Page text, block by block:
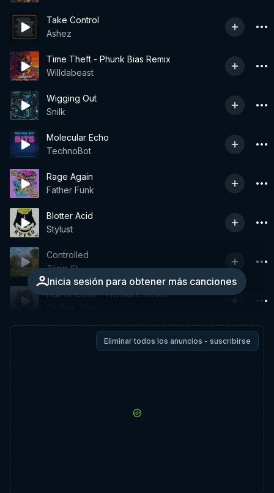
Take Control
Ashez
Time Theft - Phunk Bias Remix
Willdabeast
Wigging Out
Snilk
Molecular Echo
TechnoBot
Rage Again
Father Funk
Blotter Acid
Stylust
Inicia sesión para obtener más canciones
Controlled
Tripp St.
Hall of Osiris - Prismatic Remix
Eliminar todos los anuncios - suscribirse